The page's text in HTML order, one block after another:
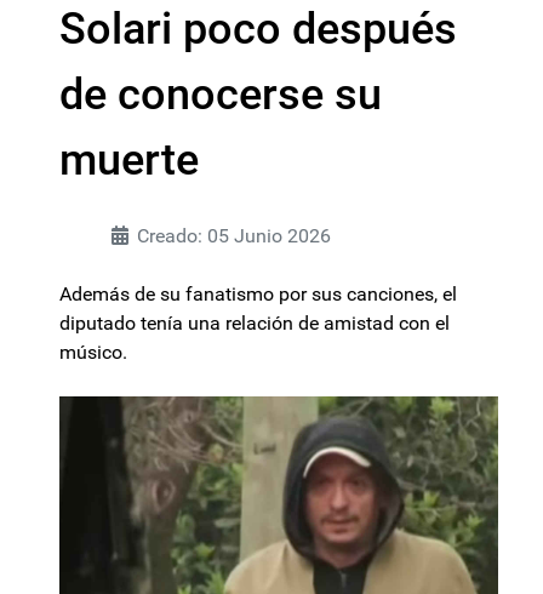
Solari poco después
de conocerse su
muerte
Creado: 05 Junio 2026
Además de su fanatismo por sus canciones, el
diputado tenía una relación de amistad con el
músico.